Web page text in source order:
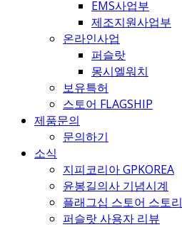
EMS사업부
제조지원사업부
온라인사업
퍼슬랏
몽시엘워치
보유특허
스토어 FLAGSHIP
제품문의
문의하기
소식
지피코리아 GPKOREA
윤봉길의사 기념시계
플래그십 스토어 스토리
퍼슬랏 사용자 리뷰